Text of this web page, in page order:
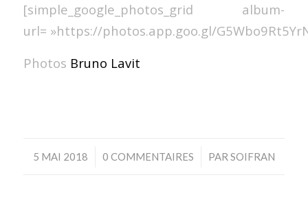
[simple_google_photos_grid album-
url= »https://photos.app.goo.gl/
Photos Bruno Lavit
5 MAI 2018
/ 0 COMMENTAIRES
/ PAR SOIFRAN